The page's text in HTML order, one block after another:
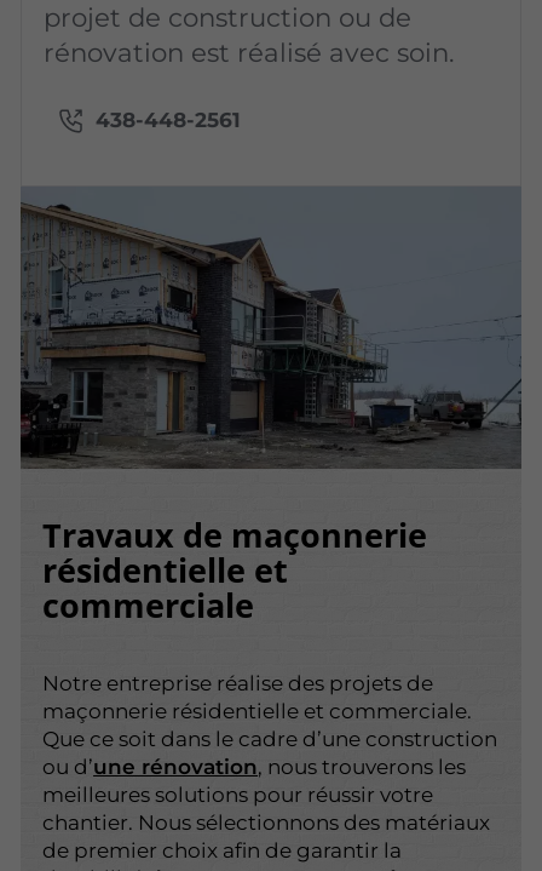
projet de construction ou de
rénovation est réalisé avec soin.
438-448-2561
Travaux de maçonnerie
résidentielle et
commerciale
Notre entreprise réalise des projets de
maçonnerie résidentielle et commerciale.
Que ce soit dans le cadre d’une construction
ou d’une rénovation, nous trouverons les
meilleures solutions pour réussir votre
chantier. Nous sélectionnons des matériaux
de premier choix afin de garantir la